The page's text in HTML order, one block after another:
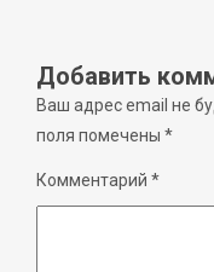
Добавить
Ваш адрес email не
поля помечены *
Комментарий *